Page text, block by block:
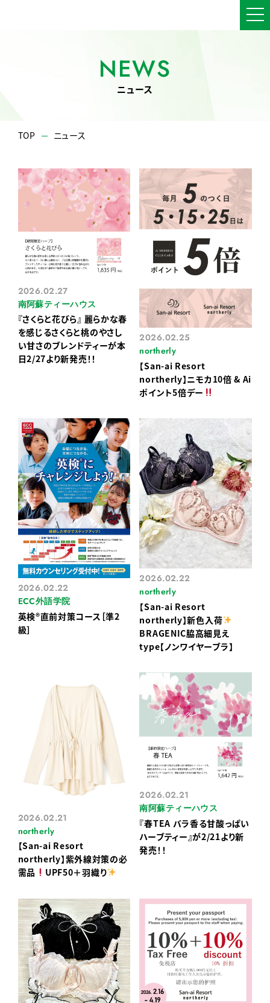
NEWS
ニュース
TOP ニュース
2026.02.27
南阿蘇ティーハウス
『さくらと花びら』 麗らかな春
を感じるさくらと桃のやさし
い甘さのブレンドティーが本
日2/27より新発売！！
2026.02.25
northerly
【San-ai Resort
northerly】ニモカ10倍 & Ai
ポイント5倍デー
2026.02.22
ECC外語学院
英検®直前対策コース［準2
級］
2026.02.22
northerly
【San-ai Resort
northerly】新色入荷
BRAGENIC脇高細見え
type【ノンワイヤーブラ】
2026.02.21
northerly
【San-ai Resort
northerly】紫外線対策の必
需品
UPF50＋羽織り
2026.02.21
南阿蘇ティーハウス
『春TEA バラ香る甘酸っぱい
ハーブティー』が2/21より新
発売！！